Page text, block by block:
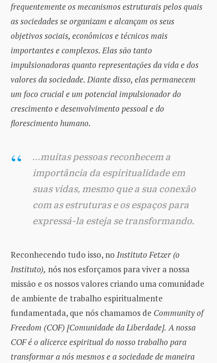
frequentemente os mecanismos estruturais pelos quais
as sociedades se organizam e alcançam os seus
objetivos sociais, econômicos e técnicos mais
importantes e complexos. Elas são tanto
impulsionadoras quanto representações da vida e dos
valores da sociedade. Diante disso, elas permanecem
um foco crucial e um potencial impulsionador do
crescimento e desenvolvimento pessoal e do
florescimento humano.
…muitas pessoas reconhecem a
importância da espiritualidade em
suas vidas, mesmo que a sua conexão
com as estruturas e os espaços para
expressá-la esteja se transformando.
Reconhecendo tudo isso, no Instituto Fetzer (o
Instituto), nós nos esforçamos para viver a nossa
missão e os nossos valores criando uma comunidade
de ambiente de trabalho espiritualmente
fundamentada, que nós chamamos de Community of
Freedom (COF) [Comunidade da Liberdade]. A nossa
COF é o alicerce espiritual do nosso trabalho para
transformar a nós mesmos e a sociedade de maneira